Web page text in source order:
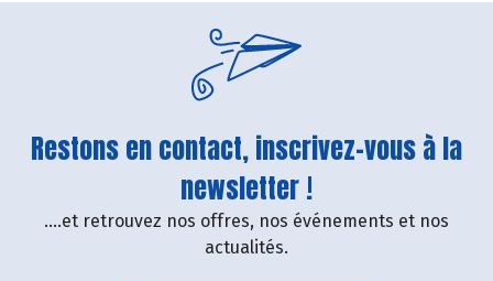
Restons en contact, inscrivez-vous à la
newsletter !
....et retrouvez nos offres, nos événements et nos
actualités.